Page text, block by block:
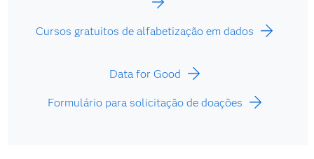
Cursos gratuitos de alfabetização em dados
Data for Good
Formulário para solicitação de doações